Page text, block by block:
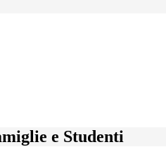
e Studenti